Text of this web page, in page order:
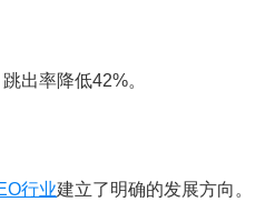
出率降低42%。
行业建立了明确的发展方向。